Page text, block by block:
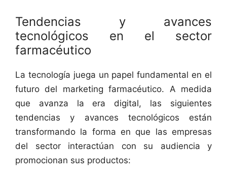
Tendencias y avances
tecnológicos en el sector
farmacéutico
La tecnología juega un papel fundamental en el
futuro del marketing farmacéutico. A medida
que avanza la era digital, las siguientes
tendencias y avances tecnológicos están
transformando la forma en que las empresas
del sector interactúan con su audiencia y
promocionan sus productos: